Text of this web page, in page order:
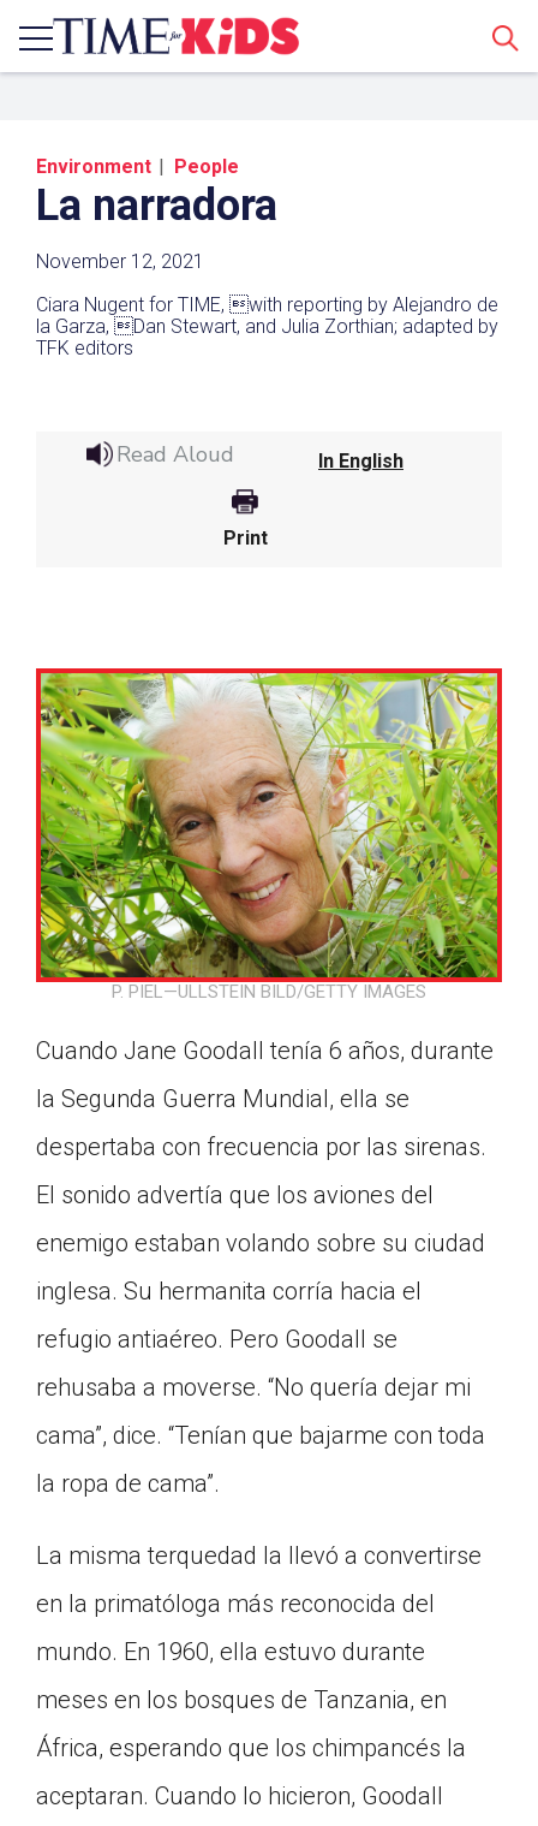
Environment People
La narradora
November 12, 2021
Ciara Nugent for TIME, with reporting by Alejandro de
la Garza, Dan Stewart, and Julia Zorthian; adapted by
TFK editors
Read Aloud In English
Print
P. PIEL—ULLSTEIN BILD/GETTY IMAGES
Cuando Jane Goodall tenía 6 años, durante
la Segunda Guerra Mundial, ella se
despertaba con frecuencia por las sirenas.
El sonido advertía que los aviones del
enemigo estaban volando sobre su ciudad
inglesa. Su hermanita corría hacia el
refugio antiaéreo. Pero Goodall se
rehusaba a moverse. “No quería dejar mi
cama”, dice. “Tenían que bajarme con toda
la ropa de cama”.
La misma terquedad la llevó a convertirse
en la primatóloga más reconocida del
mundo. En 1960, ella estuvo durante
meses en los bosques de Tanzania, en
África, esperando que los chimpancés la
aceptaran. Cuando lo hicieron, Goodall
Share a Link
Paste the link into the location in which you
share assignments with students. Examples
might include, but are not limited to Canvas,
Schoology and Edmodo.
Click on the icon above to share the article with
creating an assignment or asking a question.